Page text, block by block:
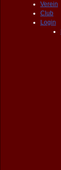
Verein
Club
Login